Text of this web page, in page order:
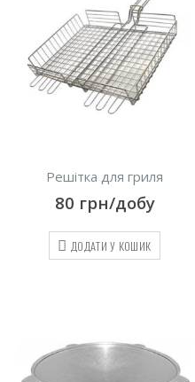
Решітка для гриля
80 грн/добу
ДОДАТИ У КОШИК